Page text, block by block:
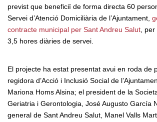
previst que beneficiï de forma directa 60
Servei d’Atenció Domiciliària de l’Ajuntament,
contracte municipal per Sant Andreu Salut ,
3,5 hores diàries de servei.
El projecte ha estat presentat avui en roda de
regidora d’Acció i Inclusió Social de
Mariona Homs Alsina; el president de la
Geriatria i Gerontologia, José Augusto García
general de Sant Andreu Salut, Manel Valls